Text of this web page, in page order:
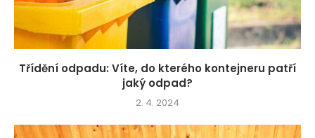
Třídění odpadu: Víte, do kterého kontejneru patří
jaký odpad?
2. 4. 2024